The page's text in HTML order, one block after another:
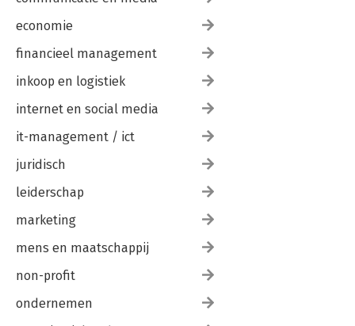
economie
financieel management
inkoop en logistiek
internet en social media
it-management / ict
juridisch
leiderschap
marketing
mens en maatschappij
non-profit
ondernemen